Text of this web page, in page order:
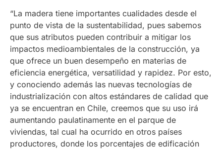
“La madera tiene importantes cualidades desde el
punto de vista de la sustentabilidad, pues sabemos
que sus atributos pueden contribuir a mitigar los
impactos medioambientales de la construcción, ya
que ofrece un buen desempeño en materias de
eficiencia energética, versatilidad y rapidez. Por esto,
y conociendo además las nuevas tecnologías de
industrialización con altos estándares de calidad que
ya se encuentran en Chile, creemos que su uso irá
aumentando paulatinamente en el parque de
viviendas, tal cual ha ocurrido en otros países
productores, donde los porcentajes de edificación